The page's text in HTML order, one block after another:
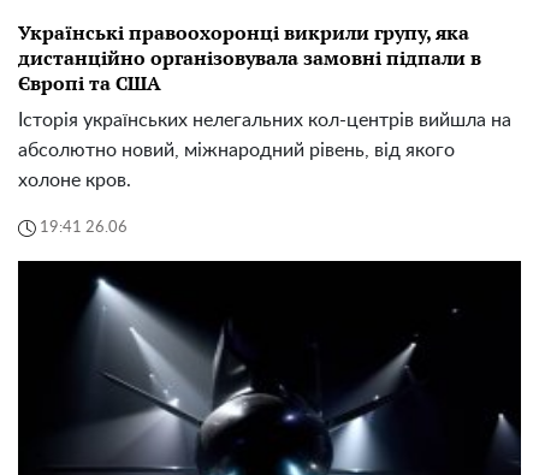
Українські правоохоронці викрили групу, яка
дистанційно організовувала замовні підпали в
Європі та США
Історія українських нелегальних кол-центрів вийшла на
абсолютно новий, міжнародний рівень, від якого
холоне кров.
19:41 26.06